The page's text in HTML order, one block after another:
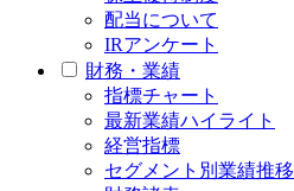
配当について
IRアンケート
財務・業績
指標チャート
最新業績ハイライト
経営指標
セグメント別業績推移